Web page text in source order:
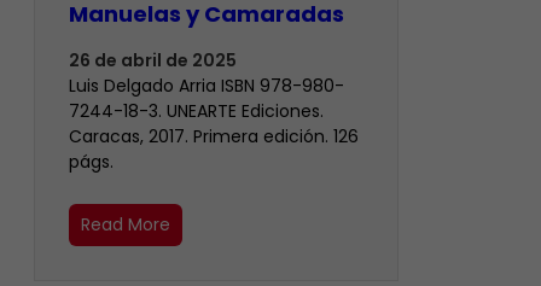
Manuelas y Camaradas
26 de abril de 2025
Luis Delgado Arria ISBN 978-980-
7244-18-3. UNEARTE Ediciones.
Caracas, 2017. Primera edición. 126
págs.
Read More